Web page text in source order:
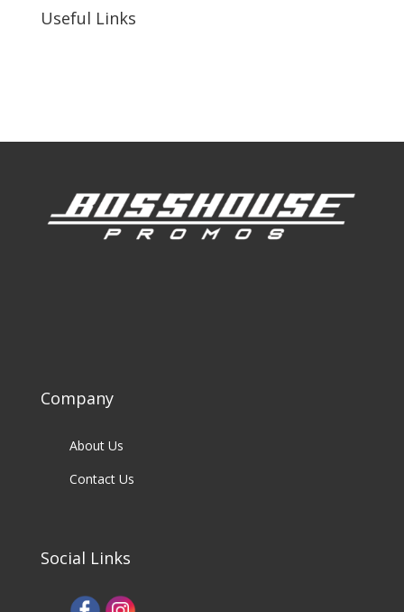
Useful Links
Company
About Us
Contact Us
Social Links